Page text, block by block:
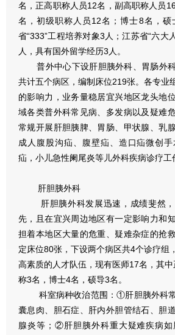
名，正高职称人员12名，副高职称人员
名，初级职称人员12名；博士8名，硕
省“333”工程培养对象3人；江苏省“六大
人，具有国外留学经历3人。
普外中心下设肝胆胰外科、胃肠外科
共计五个病区，编制床位219张。各专业
的影响力，业务量稳居宜兴地区龙头地
域各类普外科常见病、多发病以及疑难
常规开展肝胆胰脾、胃肠、甲状腺、乳
成人腹股沟疝、腹壁疝、造口疝微创
疝，小儿急性阑尾炎等儿外科疾病诊疗工
肝胆胰外科
肝胆胰外科发展迅速，成绩斐然，
先，且在宜兴周边地区有一定影响力和
担着本地区大量的危重、疑难杂症的抢
定床位80张，下设两个病区共4个诊疗组
高素质的人才队伍，现有医师17名，其
称3名，博士4名，硕导3名。
科室病种收治范围：①肝胆胰外科常
囊息肉、胆石症、肝内外胆管结石、胆
腺炎等；②肝胆胰外科重大疑难疾病如